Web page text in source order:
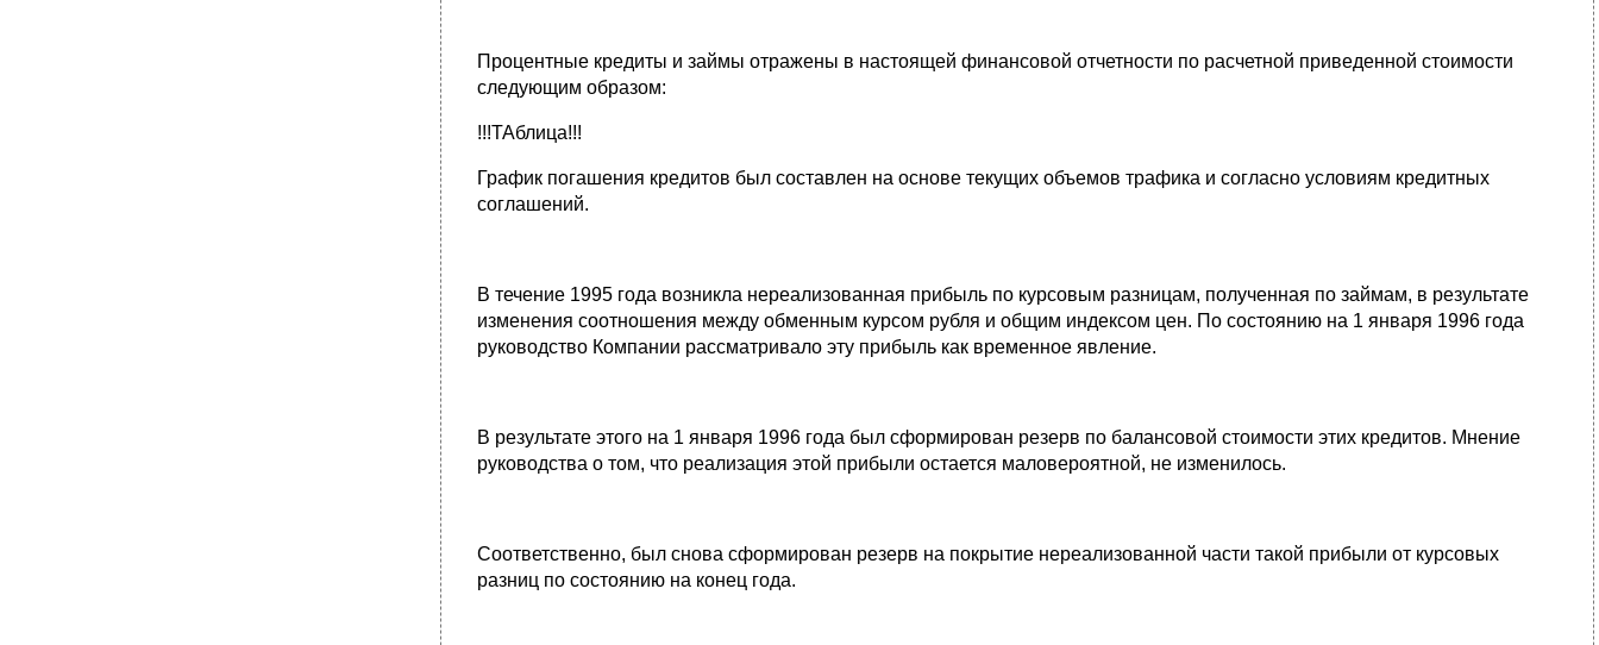
Процентные кредиты и займы отражены в настоящей финансовой отчетности по расчетной приведенной стоимости
следующим образом:
!!!ТАблица!!!
График погашения кредитов был составлен на основе текущих объемов трафика и согласно условиям кредитных
соглашений.
В течение 1995 года возникла нереализованная прибыль по курсовым разницам, полученная по займам, в результате
изменения соотношения между обменным курсом рубля и общим индексом цен. По состоянию на 1 января 1996 года
руководство Компании рассматривало эту прибыль как временное явление.
В результате этого на 1 января 1996 года был сформирован резерв по балансовой стоимости этих кредитов. Мнение
руководства о том, что реализация этой прибыли остается маловероятной, не изменилось.
Соответственно, был снова сформирован резерв на покрытие нереализованной части такой прибыли от курсовых
разниц по состоянию на конец года.